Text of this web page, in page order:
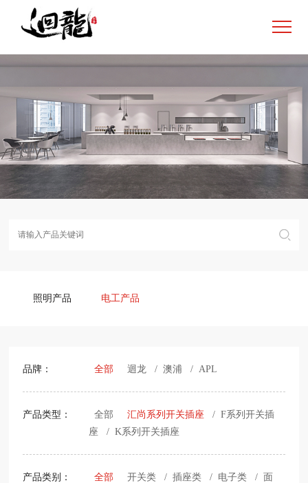
照明产品 电工产品
品牌： 全部 迴龙 / 澳浦 / APL
产品类型： 全部 汇尚系列开关插座 / F系列开关插
座
/ K系列开关插座
产品类别： 全部 开关类 / 插座类 / 电子类 /
面